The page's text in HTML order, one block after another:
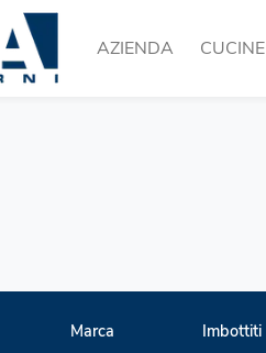
AZIENDA CUCINE
Marca Imbottiti